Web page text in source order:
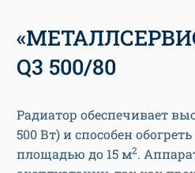
Q3 500/80
Радиатор обеспечивает
500 Вт) и способен
площадью до 15 м2.